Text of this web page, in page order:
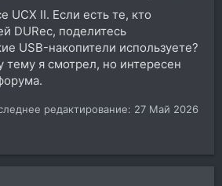
UCX II. Если есть те, кто
DURec, поделитесь
USB-накопители используете?
тему я смотрел, но интересен
редактирование: 27 Май 2026